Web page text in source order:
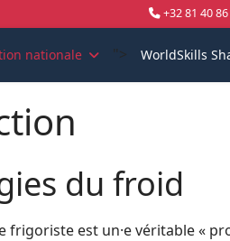
+32 81 40
nationale "> WorldSkills
du froid
frigoriste est un·e véritable «